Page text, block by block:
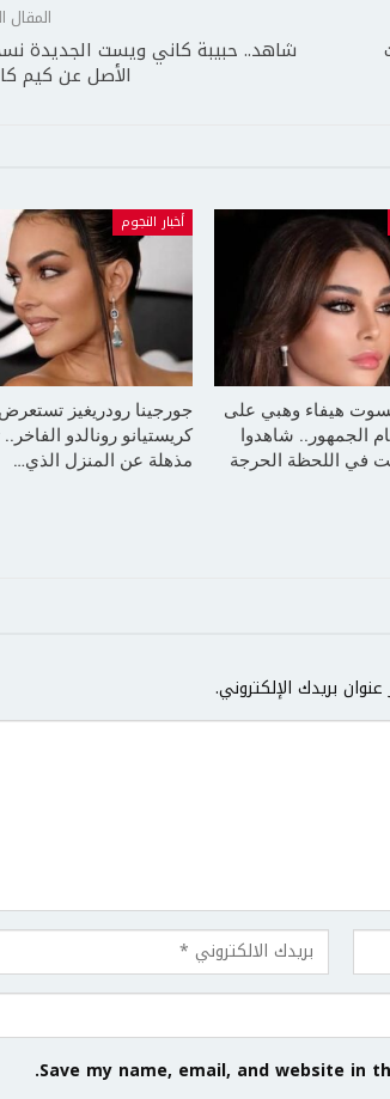
المقال
شاهد.. حبيبة كاني ويست الجديدة
الأصل عن كيم
هيفاء وهبي على
الجمهور.. شاهدوا
في اللحظة الحرجة
أخبار النجوم
جورجينا رودريغيز
كريستيانو رونالدو
مذهلة عن المنزل الذي…
بريدك الإلكتروني.
Save my name, email, and website in